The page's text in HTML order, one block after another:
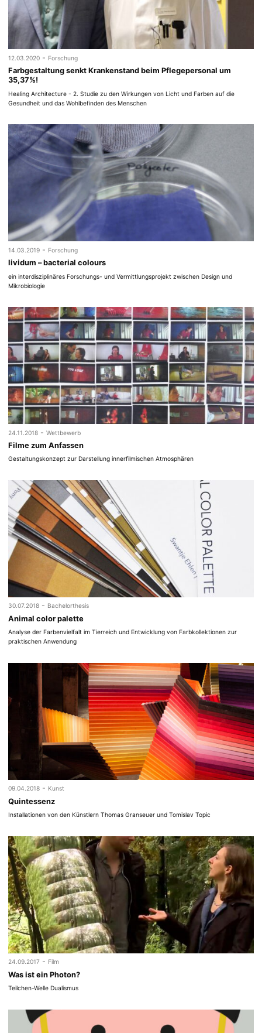
12.03.2020 - Forschung
Farbgestaltung senkt Krankenstand beim Pflegepersonal um
35,37%!
Healing Architecture - 2. Studie zu den Wirkungen von Licht und Farben auf die
Gesundheit und das Wohlbefinden des Menschen
14.03.2019 - Forschung
lividum – bacterial colours
ein interdisziplinäres Forschungs- und Vermittlungsprojekt zwischen Design und
Mikrobiologie
24.11.2018 - Wettbewerb
Filme zum Anfassen
Gestaltungskonzept zur Darstellung innerfilmischen Atmosphären
30.07.2018 - Bachelorthesis
Animal color palette
Analyse der Farbenvielfalt im Tierreich und Entwicklung von Farbkollektionen zur
praktischen Anwendung
09.04.2018 - Kunst
Quintessenz
Installationen von den Künstlern Thomas Granseuer und Tomislav Topic
24.09.2017 - Film
Was ist ein Photon?
Teilchen-Welle Dualismus